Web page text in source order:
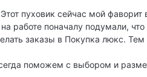
пуховик сейчас мой фаворит
работе поначалу подумали,
заказы в Покупка люкс.
поможем с выбором и